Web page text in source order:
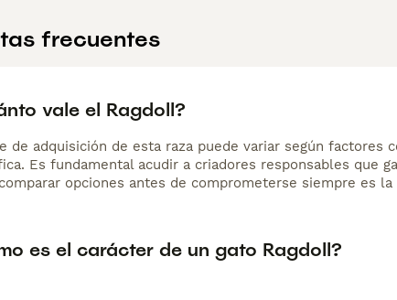
frecuentes
vale el Ragdoll?
de adquisición de esta raza puede variar según factores
Es fundamental acudir a criadores responsables que
opciones antes de comprometerse siempre es la
es el carácter de un gato Ragdoll?